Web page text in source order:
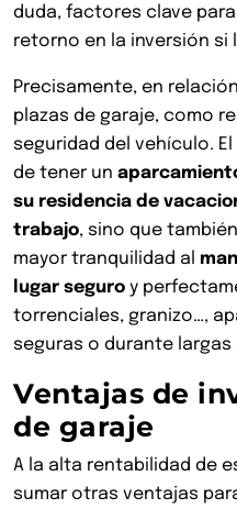
duda, factores clave
retorno en la inversión si
Precisamente, en
plazas de garaje, como
seguridad del vehículo.
de tener un
su residencia de
trabajo, sino que
mayor tranquilidad al
lugar seguro y
torrenciales, granizo…,
seguras o durante
Ventajas de
de garaje
A la alta rentabilidad de
sumar otras ventajas